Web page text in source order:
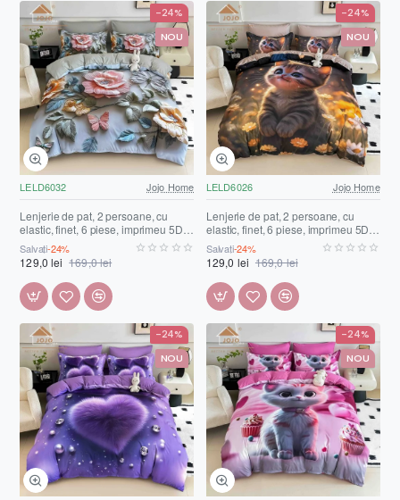
NOU
-24%
LELD6032 Jojo Home
Lenjerie de pat, 2 persoane, cu
elastic, finet, 6 piese, imprimeu 5D,
gri , cu flori, LELD6032
Salvați-24%
129,0 lei 169,0 lei
NOU
-24%
LELD6026 Jojo Home
Lenjerie de pat, 2 persoane, cu
elastic, finet, 6 piese, imprimeu 5D,
maro , cu pui de pisică, LELD6026
Salvați-24%
129,0 lei 169,0 lei
NOU
-24%
NOU
-24%